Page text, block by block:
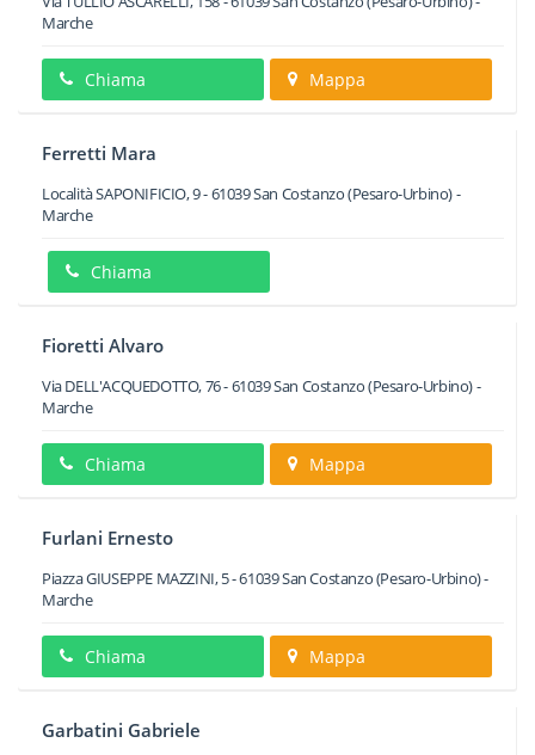
Marche
Chiama Mappa
Ferretti Mara
Località SAPONIFICIO, 9-61039San Costanzo(Pesaro-Urbino) -
Marche
Chiama
Fioretti Alvaro
Via DELL'ACQUEDOTTO, 76-61039San Costanzo(Pesaro-Urbino) -
Marche
Chiama Mappa
Furlani Ernesto
Piazza GIUSEPPE MAZZINI, 5-61039San Costanzo(Pesaro-Urbino) -
Marche
Chiama Mappa
Garbatini Gabriele